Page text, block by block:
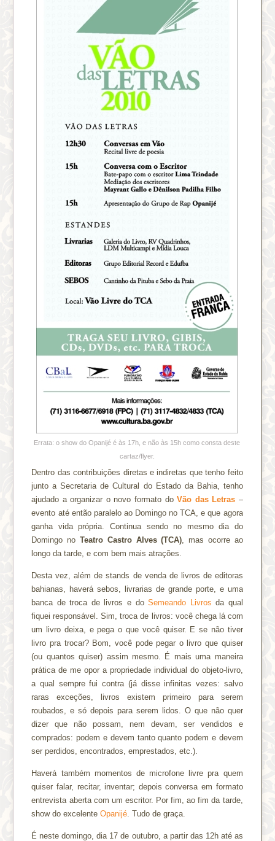
Errata: o show do Opanijé é às 17h, e não às 15h como consta deste
cartaz/flyer.
Dentro das contribuições diretas e indiretas que tenho feito
junto a Secretaria de Cultural do Estado da Bahia, tenho
ajudado a organizar o novo formato doVão das Letras –
evento até então paralelo ao Domingo no TCA, e que agora
ganha vida própria. Continua sendo no mesmo dia do
Domingo no Teatro Castro Alves (TCA) , mas ocorre ao
longo da tarde, e com bem mais atrações.
Desta vez, além de stands de venda de livros de editoras
bahianas, haverá sebos, livrarias de grande porte, e uma
banca de troca de livros e doSemeando Livros da qual
fiquei responsável. Sim, troca de livros: você chega lá com
um livro deixa, e pega o que você quiser. E se não tiver
livro pra trocar? Bom, você pode pegar o livro que quiser
(ou quantos quiser) assim mesmo. É mais uma maneira
prática de me opor a propriedade individual do objeto-livro,
a qual sempre fui contra (já disse infinitas vezes: salvo
raras exceções, livros existem primeiro para serem
roubados, e só depois para serem lidos. O que não quer
dizer que não possam, nem devam, ser vendidos e
comprados: podem e devem tanto quanto podem e devem
ser perdidos, encontrados, emprestados, etc.).
Haverá também momentos de microfone livre pra quem
quiser falar, recitar, inventar; depois conversa em formato
entrevista aberta com um escritor. Por fim, ao fim da tarde,
show do excelenteOpanijé . Tudo de graça.
É neste domingo, dia 17 de outubro, a partir das 12h até as